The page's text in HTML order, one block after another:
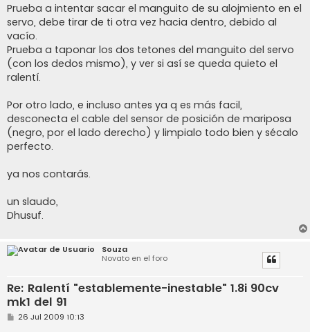
Prueba a intentar sacar el manguito de su alojmiento en el
servo, debe tirar de ti otra vez hacia dentro, debido al
vacío.
Prueba a taponar los dos tetones del manguito del servo
(con los dedos mismo), y ver si así se queda quieto el
ralentí.
Por otro lado, e incluso antes ya q es más facil,
desconecta el cable del sensor de posición de mariposa
(negro, por el lado derecho) y limpialo todo bien y sécalo
perfecto.
ya nos contarás.
un slaudo,
Dhusuf.
Souza
Novato en el foro
Re: Ralentí "establemente-inestable" 1.8i 90cv
mk1 del 91
M
26 Jul 2009 10:13